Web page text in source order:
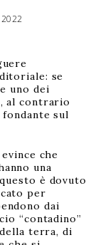
o
2
0
2
2
se
uno dei
al contrario
sul
che
una
è dovuto
per
dai
“contadino”
terra, di